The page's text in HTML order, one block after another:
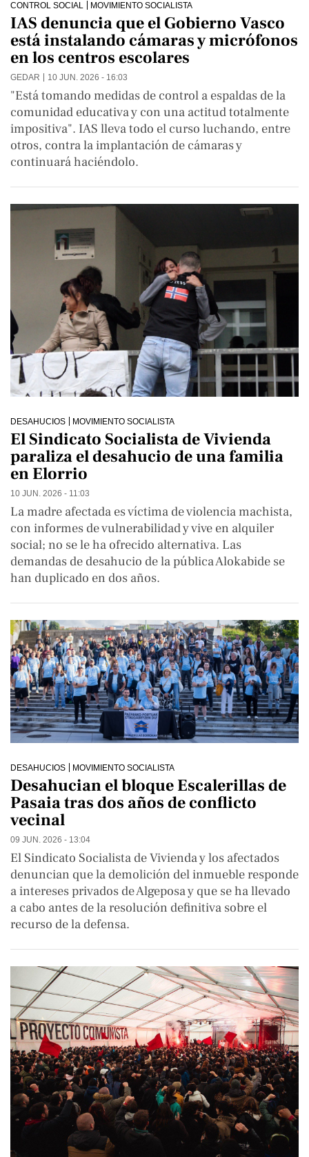
CONTROL SOCIAL MOVIMIENTO SOCIALISTA
IAS denuncia que el Gobierno Vasco
está instalando cámaras y micrófonos
en los centros escolares
GEDAR 10 JUN. 2026 - 16:03
"Está tomando medidas de control a espaldas de la
comunidad educativa y con una actitud totalmente
impositiva". IAS lleva todo el curso luchando, entre
otros, contra la implantación de cámaras y
continuará haciéndolo.
DESAHUCIOS MOVIMIENTO SOCIALISTA
El Sindicato Socialista de Vivienda
paraliza el desahucio de una familia
en Elorrio
10 JUN. 2026 - 11:03
La madre afectada es víctima de violencia machista,
con informes de vulnerabilidad y vive en alquiler
social; no se le ha ofrecido alternativa. Las
demandas de desahucio de la pública Alokabide se
han duplicado en dos años.
DESAHUCIOS MOVIMIENTO SOCIALISTA
Desahucian el bloque Escalerillas de
Pasaia tras dos años de conflicto
vecinal
09 JUN. 2026 - 13:04
El Sindicato Socialista de Vivienda y los afectados
denuncian que la demolición del inmueble responde
a intereses privados de Algeposa y que se ha llevado
a cabo antes de la resolución definitiva sobre el
recurso de la defensa.